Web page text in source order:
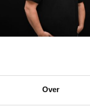
Over
Niels
de Bie
Technisch